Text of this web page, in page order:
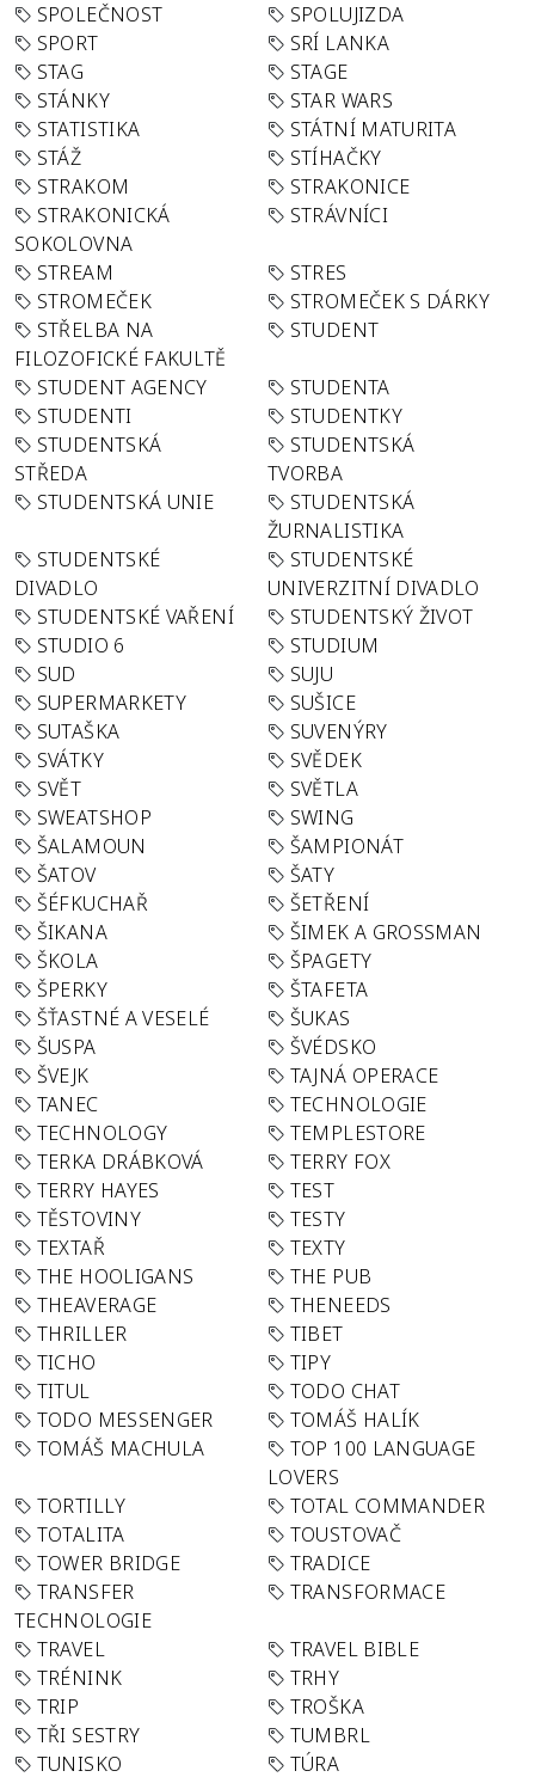
SPOLEČNOST
SPOLUJIZDA
SPORT
SRÍ LANKA
STAG
STAGE
STÁNKY
STAR WARS
STATISTIKA
STÁTNÍ MATURITA
STÁŽ
STÍHAČKY
STRAKOM
STRAKONICE
STRAKONICKÁ
SOKOLOVNA
STRÁVNÍCI
STREAM
STRES
STROMEČEK
STROMEČEK S DÁRKY
STŘELBA NA
FILOZOFICKÉ FAKULTĚ
STUDENT
STUDENT AGENCY
STUDENTA
STUDENTI
STUDENTKY
STUDENTSKÁ
STŘEDA
STUDENTSKÁ
TVORBA
STUDENTSKÁ UNIE
STUDENTSKÁ
ŽURNALISTIKA
STUDENTSKÉ
DIVADLO
STUDENTSKÉ
UNIVERZITNÍ DIVADLO
STUDENTSKÉ VAŘENÍ
STUDENTSKÝ ŽIVOT
STUDIO 6
STUDIUM
SUD
SUJU
SUPERMARKETY
SUŠICE
SUTAŠKA
SUVENÝRY
SVÁTKY
SVĚDEK
SVĚT
SVĚTLA
SWEATSHOP
SWING
ŠALAMOUN
ŠAMPIONÁT
ŠATOV
ŠATY
ŠÉFKUCHAŘ
ŠETŘENÍ
ŠIKANA
ŠIMEK A GROSSMAN
ŠKOLA
ŠPAGETY
ŠPERKY
ŠTAFETA
ŠŤASTNÉ A VESELÉ
ŠUKAS
ŠUSPA
ŠVÉDSKO
ŠVEJK
TAJNÁ OPERACE
TANEC
TECHNOLOGIE
TECHNOLOGY
TEMPLESTORE
TERKA DRÁBKOVÁ
TERRY FOX
TERRY HAYES
TEST
TĚSTOVINY
TESTY
TEXTAŘ
TEXTY
THE HOOLIGANS
THE PUB
THEAVERAGE
THENEEDS
THRILLER
TIBET
TICHO
TIPY
TITUL
TODO CHAT
TODO MESSENGER
TOMÁŠ HALÍK
TOMÁŠ MACHULA
TOP 100 LANGUAGE
LOVERS
TORTILLY
TOTAL COMMANDER
TOTALITA
TOUSTOVAČ
TOWER BRIDGE
TRADICE
TRANSFER
TECHNOLOGIE
TRANSFORMACE
TRAVEL
TRAVEL BIBLE
TRÉNINK
TRHY
TRIP
TROŠKA
TŘI SESTRY
TUMBRL
TUNISKO
TÚRA